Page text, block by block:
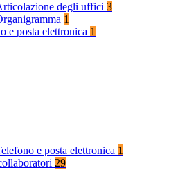
degli uffici 3
1
e posta elettronica 1
e posta elettronica 1
29